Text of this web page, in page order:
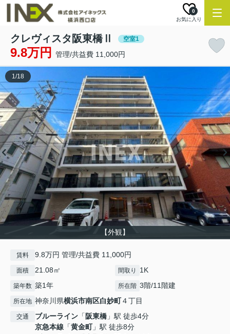
お気に入り
0
クレヴィスタ阪東橋Ⅱ 空室1
9.8万円 管理/共益費 11,000円
【外観】
1/18
賃料 9.8万円 管理/共益費 11,000円
面積 21.08㎡ 間取り 1K
築年数 築1年 所在階 3階/11階建
所在地 神奈川県横浜市南区白妙町４丁目
交通 ブルーライン 「 阪東橋 」駅 徒歩4分
京急本線 「黄金町」駅 徒歩8分